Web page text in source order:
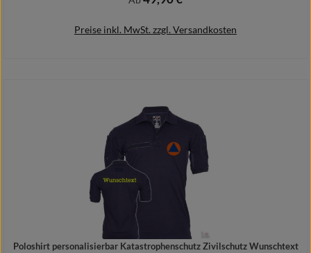
Preise inkl. MwSt. zzgl. Versandkosten
Poloshirt personalisierbar Katastrophenschutz Zivilschutz Wunschtext